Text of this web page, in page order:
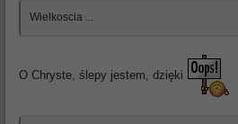
Wielkoscia ...
O Chryste, ślepy jestem, dzięki